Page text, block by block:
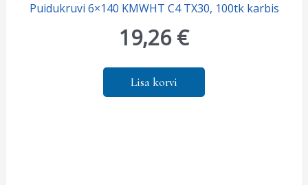
Puidukruvi 6×140 KMWHT C4 TX30, 100tk karbis
19,26€
Lisa korvi